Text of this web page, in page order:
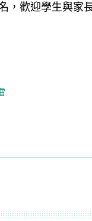
，歡迎學生與家